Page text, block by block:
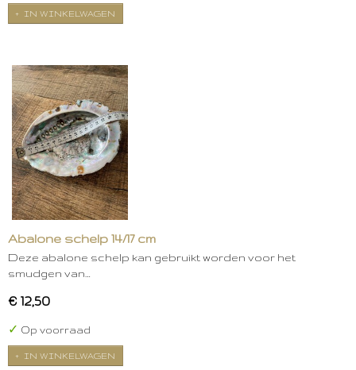
IN WINKELWAGEN
Abalone schelp 14/17 cm
Deze abalone schelp kan gebruikt worden voor het
smudgen van…
€ 12,50
✓ Op voorraad
IN WINKELWAGEN